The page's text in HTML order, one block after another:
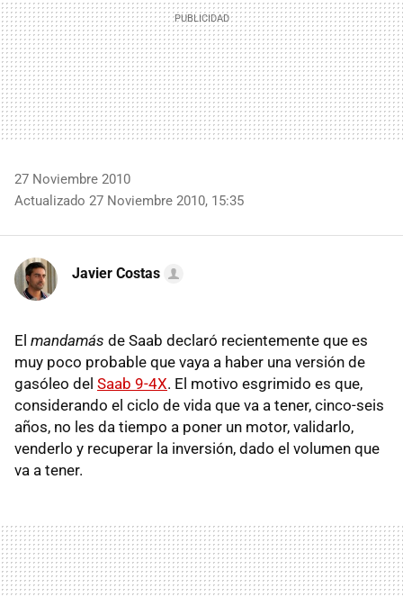
27 Noviembre 2010
Actualizado 27 Noviembre 2010, 15:35
Javier Costas
El mandamás de Saab declaró recientemente que es
muy poco probable que vaya a haber una versión de
gasóleo del Saab 9-4X. El motivo esgrimido es que,
considerando el ciclo de vida que va a tener, cinco-seis
años, no les da tiempo a poner un motor, validarlo,
venderlo y recuperar la inversión, dado el volumen que
va a tener.